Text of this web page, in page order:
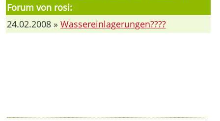
Forum von rosi:
24.02.2008 » Wassereinlagerungen????